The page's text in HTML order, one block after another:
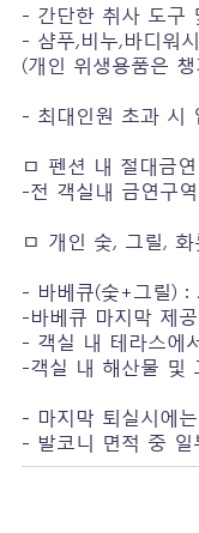
- 간단한 취사 도구
- 샴푸,비누,바디워
(개인 위생용품은
- 최대인원 초과 시
ㅁ 펜션 내 절대금
-전 객실내 금연구
ㅁ 개인 숯, 그릴,
- 바베큐(숯+그릴) :
-바베큐 마지막 제
- 객실 내 테라스에
-객실 내 해산물 및
- 마지막 퇴실시에
- 발코니 면적 중 일